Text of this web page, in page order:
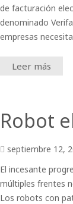
de facturación
denominado
empresas
Leer más
Robot
septiembre 12,
El incesante
múltiples frentes
Los robots con